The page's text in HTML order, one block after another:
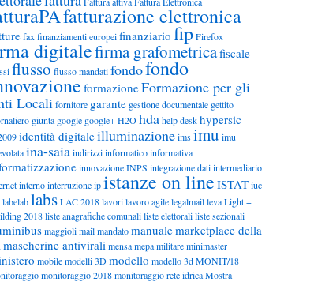
fatturazione elettronica
fax finanziamenti europei finanziario fip Firefox
digitalefirma grafometricafiscale
flussoflusso mandati fondofondo
formazioneFormazione per gli
Locali fornitore garante gestione documentale gettito
giunta google google+ H2O hda help desk hypersic
identità digitaleilluminazione ims imu imu
ina-saia indirizzi informatico informativa
innovazione INPS integrazione dati intermediario
interno interruzione ip istanze on line ISTAT iuc
labelab labs LAC 2018 lavori lavoro agile legalmail leva Light +
2018 liste anagrafiche comunali liste elettorali liste sezionali
maggioli mail mandato manualemarketplace della
mascherine antivirali mensa mepa militare minimaster
mobile modelli 3D modello modello 3d MONIT/18
monitoraggio 2018 monitoraggio rete idrica Mostra